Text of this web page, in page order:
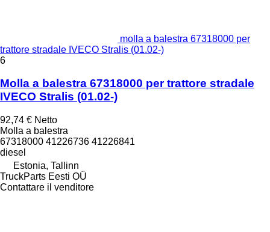
molla a balestra 67318000 per
trattore stradale IVECO Stralis (01.02-)
6
Molla a balestra 67318000 per trattore stradale
IVECO Stralis (01.02-)
92,74 € Netto
Molla a balestra
67318000 41226736 41226841
diesel
Estonia, Tallinn
TruckParts Eesti OÜ
Contattare il venditore